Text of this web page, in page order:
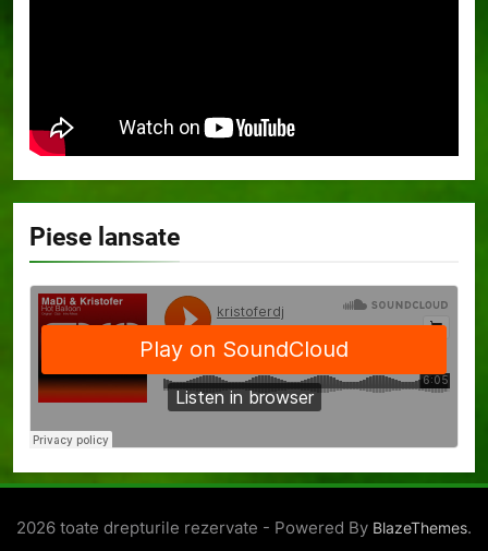
Piese lansate
2026 toate drepturile rezervate - Powered By BlazeThemes.